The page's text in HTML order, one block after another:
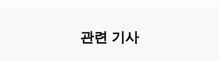
관련 기사